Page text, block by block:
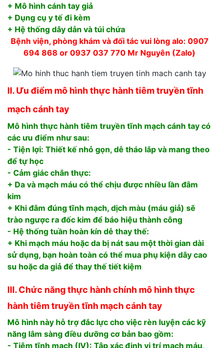
+ Mô hình cánh tay giả
+ Dụng cụ y tế đi kèm
+ Hệ thống dây dẫn và túi chứa
Bệnh viện, phòng khám và đối tác vui lòng alo: 0907
694 868 or 0937 037 770 Mr Nguyên (Zalo)
II. Ưu điểm mô hình thực hành tiêm truyền tĩnh
mạch cánh tay
Mô hình thực hành tiêm truyền tĩnh mạch cánh tay có
các ưu điểm như sau:
​- Tiện lợi: Thiết kế nhỏ gọn, dễ tháo lắp và mang theo
để tự học
- Cảm giác chân thực:
+ Da và mạch máu có thể chịu được nhiều lần đâm
kim
+ Khi đâm đúng tĩnh mạch, dịch màu (máu giả) sẽ
trào ngược ra đốc kim để báo hiệu thành công
- Hệ thống tuần hoàn kín dễ thay thế:
+ Khi mạch máu hoặc da bị nát sau một thời gian dài
sử dụng, bạn hoàn toàn có thể mua phụ kiện dây cao
su hoặc da giả để thay thế tiết kiệm
III. Chức năng thực hành chính mô hình thực
hành tiêm truyền tĩnh mạch cánh tay
Mô hình này hỗ trợ đắc lực cho việc rèn luyện các kỹ
năng lâm sàng điều dưỡng cơ bản bao gồm:
- Tiêm tĩnh mạch (IV): Tập xác định vị trí mạch máu,